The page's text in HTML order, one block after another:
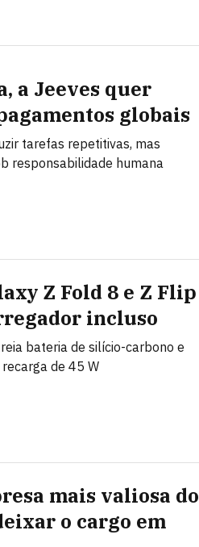
a Jeeves quer
globais
tarefas repetitivas, mas
responsabilidade humana
Z Fold 8 e Z Flip
incluso
bateria de silício-carbono e
de 45 W
mais valiosa do
o cargo em